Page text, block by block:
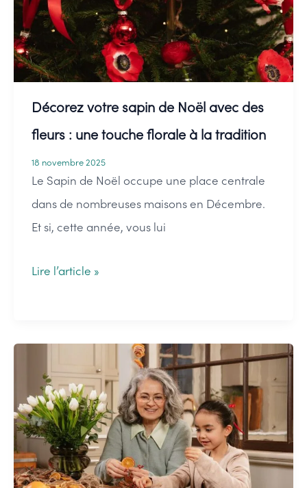
traditions
de
Noël
Décorez votre sapin de Noël avec des
fleurs : une touche florale à la tradition
18 novembre 2025
Le Sapin de Noël occupe une place centrale
dans de nombreuses maisons en Décembre.
Et si, cette année, vous lui
Décorez
de
avec
des
fleurs
:
une
Lire l’article »